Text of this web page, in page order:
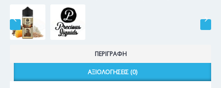
ΠΕΡΙΓΡΑΦΉ
ΑΞΙΟΛΟΓΉΣΕΙΣ (0)